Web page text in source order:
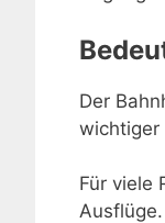
Der
wichtiger
Für viele
Ausflüge.